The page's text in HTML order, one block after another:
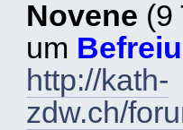
Novene (9
um
http://kath-
zdw.ch/